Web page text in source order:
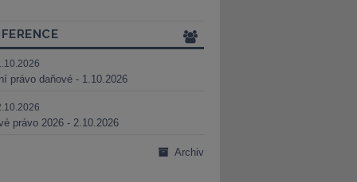
právo daňové - 1.10.2026
právo 2026 - 2.10.2026
Archiv